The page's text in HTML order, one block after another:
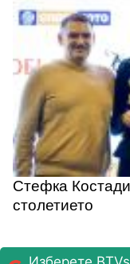
Стефка
столетието